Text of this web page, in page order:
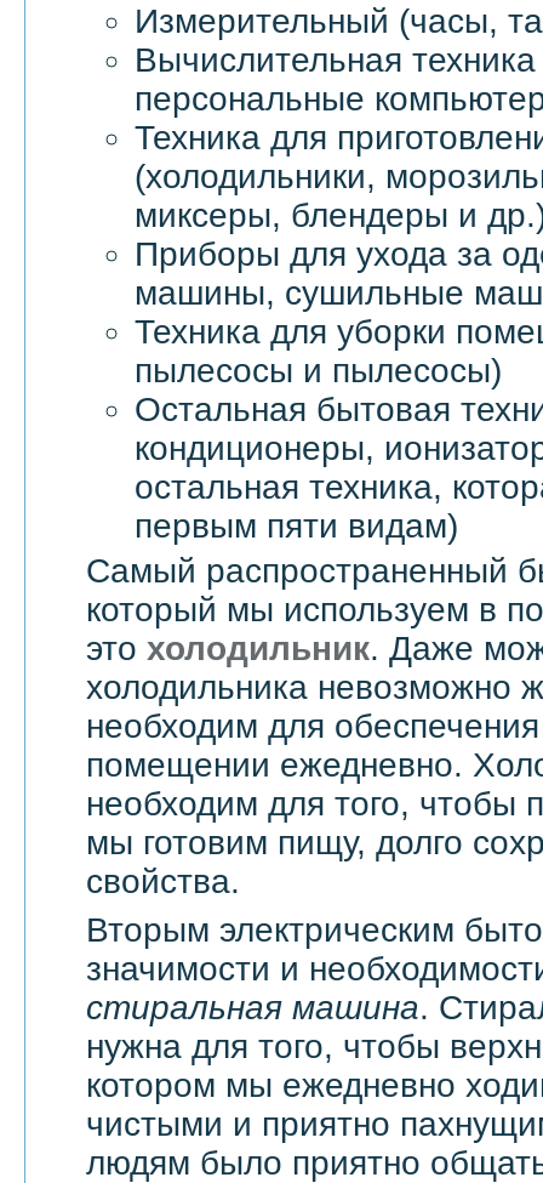
Измерительный (часы,
Вычислительная
персональные
Техника для
(холодильники,
миксеры, блендеры и
Приборы для ухода за
машины, сушильные
Техника для уборки
пылесосы и пылесосы)
Остальная бытовая
кондиционеры,
остальная техника,
первым пяти видам)
Самый распространенный
который мы используем в
это холодильник. Даже
холодильника невозможно
необходим для
помещении ежедневно.
необходим для того, чтобы
мы готовим пищу, долго
свойства.
Вторым электрическим
значимости и
стиральная машина.
нужна для того, чтобы
котором мы ежедневно
чистыми и приятно
людям было приятно